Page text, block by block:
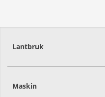
Lantbruk
39239
Maskin